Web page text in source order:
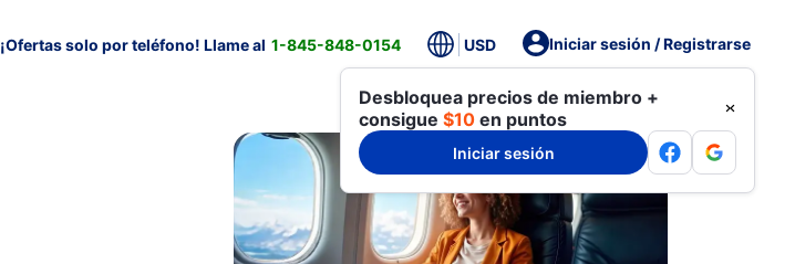
¡Ofertas solo por teléfono! Llame al 1-845-848-0154 USD Iniciar sesión / Registrarse
Desbloquea precios de miembro +
consigue $10 en puntos
Iniciar sesión